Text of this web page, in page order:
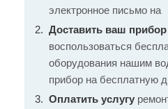
электронное письмо на
Доставить ваш прибор
воспользоваться
оборудования нашим
прибор на бесплатную
Оплатить услугу